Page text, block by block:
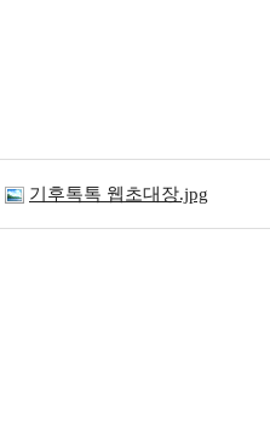
기후톡톡 웹초대장.jpg